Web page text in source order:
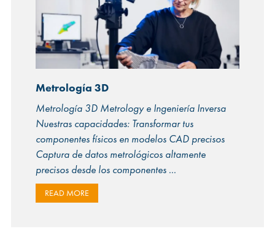
Metrología 3D
Metrología 3D Metrology e Ingeniería Inversa
Nuestras capacidades: Transformar tus
componentes físicos en modelos CAD precisos
Captura de datos metrológicos altamente
precisos desde los componentes
READ MORE